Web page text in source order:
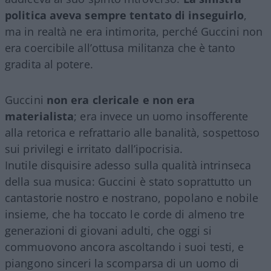
politica aveva sempre tentato di inseguirlo,
ma in realtà ne era intimorita, perché Guccini non
era coercibile all’ottusa militanza che è tanto
gradita al potere.
Guccini non era clericale e non era
materialista; era invece un uomo insofferente
alla retorica e refrattario alle banalità, sospettoso
sui privilegi e irritato dall’ipocrisia.
Inutile disquisire adesso sulla qualità intrinseca
della sua musica: Guccini è stato soprattutto un
cantastorie nostro e nostrano, popolano e nobile
insieme, che ha toccato le corde di almeno tre
generazioni di giovani adulti, che oggi si
commuovono ancora ascoltando i suoi testi, e
piangono sinceri la scomparsa di un uomo di